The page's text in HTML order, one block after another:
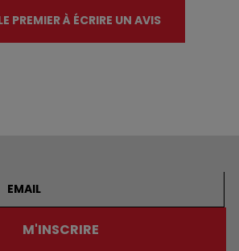
PREMIER À ÉCRIRE UN AVIS
M'INSCRIRE